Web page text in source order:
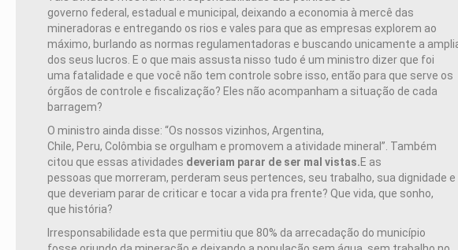
governo federal, estadual e municipal, deixando a economia à mercê das
mineradoras e entregando os rios e vales para que as empresas explorem ao
máximo, burlando as normas regulamentadoras e buscando unicamente a
dos seus lucros. E o que mais assusta nisso tudo é um ministro dizer que foi
uma fatalidade e que você não tem controle sobre isso, então para que serve os
órgãos de controle e fiscalização? Eles não acompanham a situação de cada
barragem?
O ministro ainda disse: “Os nossos vizinhos, Argentina,
Chile, Peru, Colômbia se orgulham e promovem a atividade mineral”. Também
citou que essas atividades deveriam parar de ser mal vistas.E as
pessoas que morreram, perderam seus pertences, seu trabalho, sua dignidade e
que deveriam parar de criticar e tocar a vida pra frente? Que vida, que sonho,
que história?
Irresponsabilidade esta que permitiu que 80% da arrecadação do município